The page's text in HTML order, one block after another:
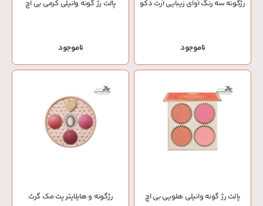
رژگونه سه رنگ آوای زیبایی آرت دکو
ناموجود
پالت رژ گونه وانیلی کرمی بی اچ
ناموجود
پالت رژ گونه وانیلی هلویی بی اچ رژگونه و هایلایتر پت مک گرث